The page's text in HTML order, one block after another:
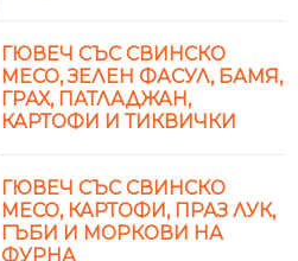
ГЮВЕЧ СЪС СВИНСКО
МЕСО, ЗЕЛЕН ФАСУЛ, БАМЯ,
ГРАХ, ПАТЛАДЖАН,
КАРТОФИ И ТИКВИЧКИ
ГЮВЕЧ СЪС СВИНСКО
МЕСО, КАРТОФИ, ПРАЗ ЛУК,
ГЪБИ И МОРКОВИ НА
ФУРНА